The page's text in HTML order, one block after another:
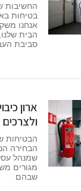
החשיבות
בטיחות
אנחנו
הבית
סביבת
ארון
הבטיחות
הבחירה
שמנהל
מגורים
שבהם